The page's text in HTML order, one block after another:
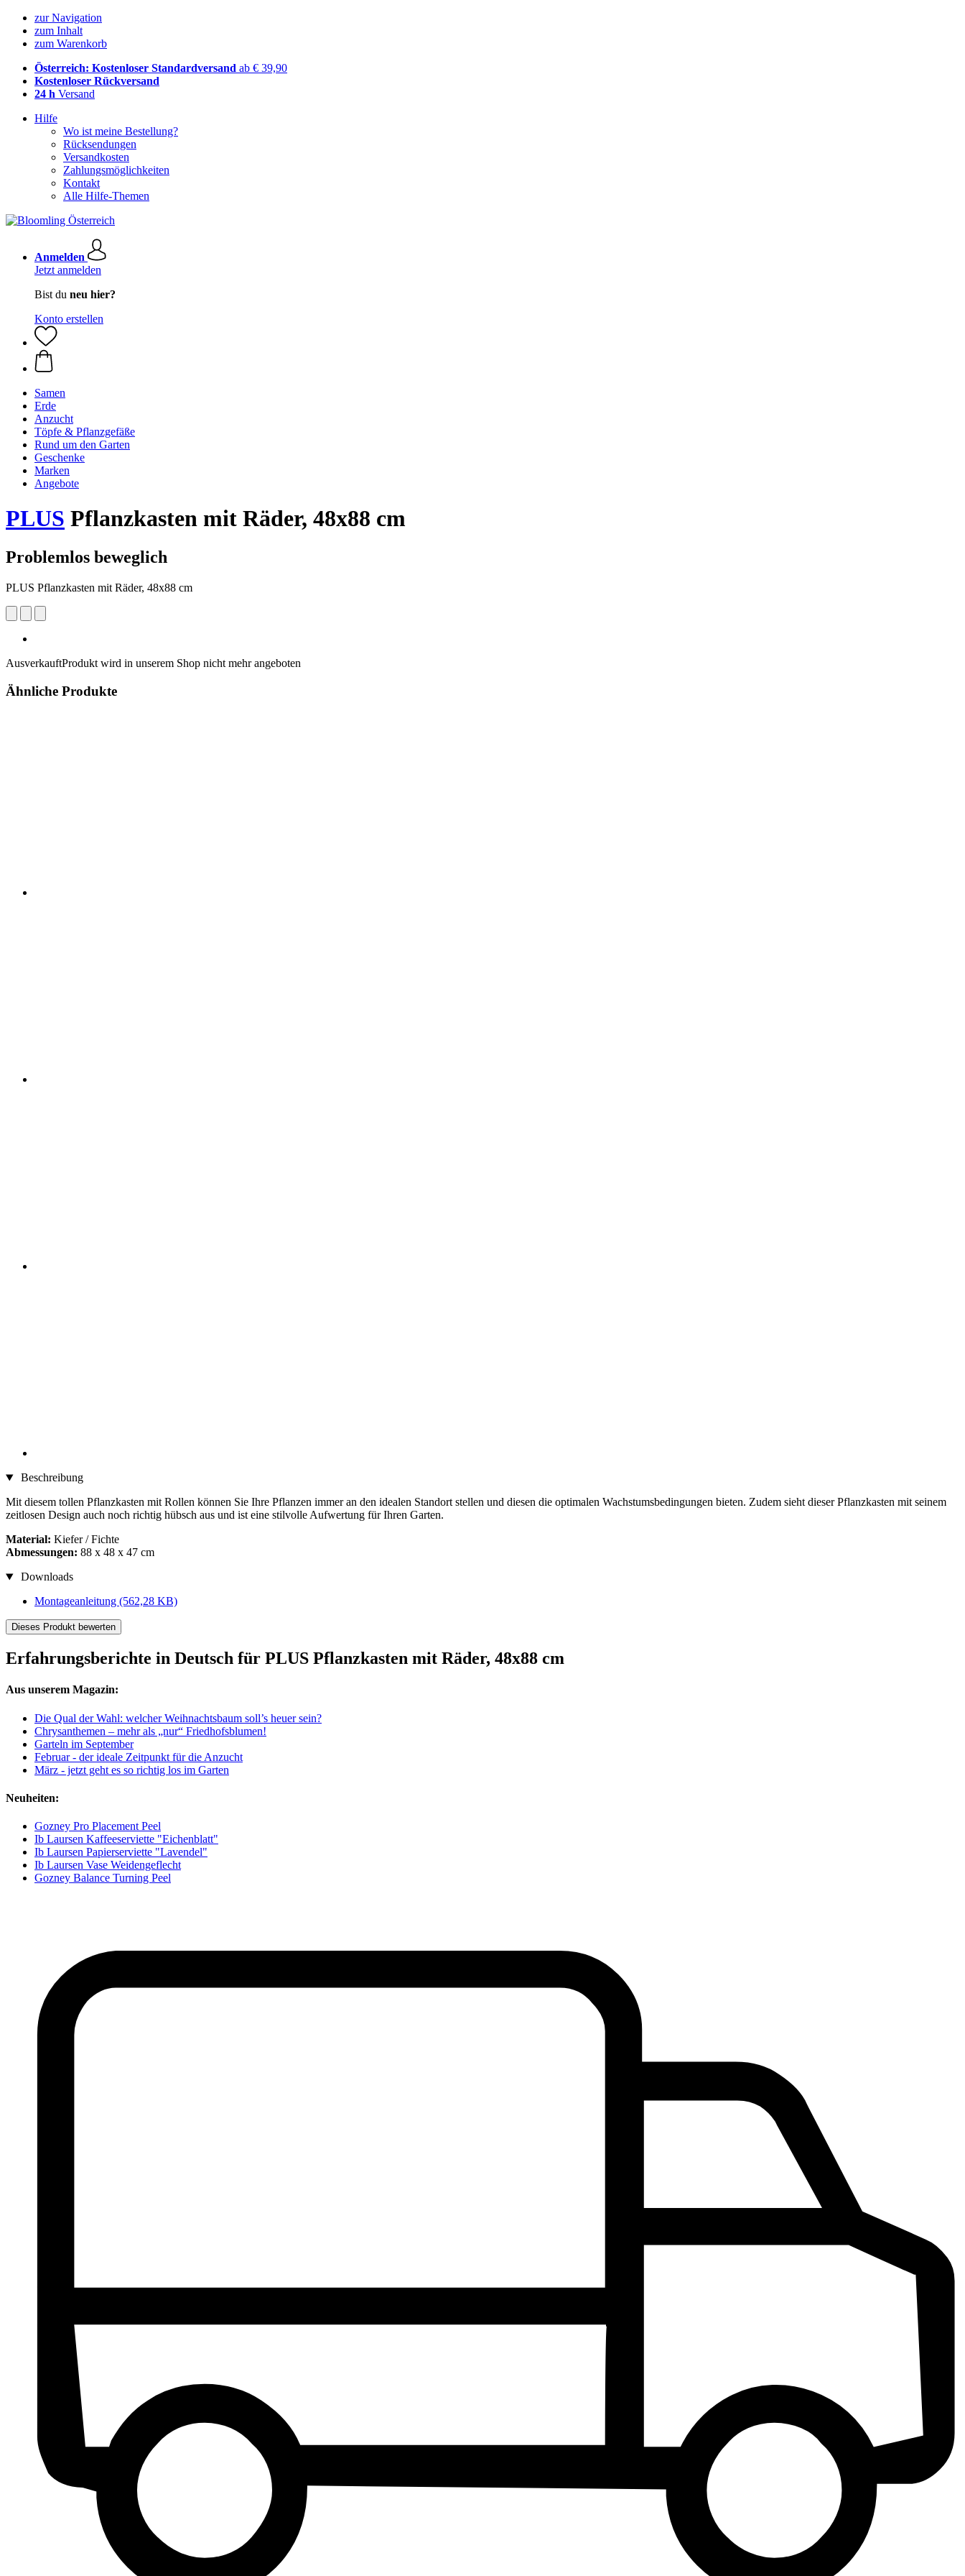
zur Navigation
zum Inhalt
zum Warenkorb
Österreich: Kostenloser Standardversand ab € 39,90
Kostenloser Rückversand
24 h Versand
Hilfe
Wo ist meine Bestellung?
Rücksendungen
Versandkosten
Zahlungsmöglichkeiten
Kontakt
Alle Hilfe-Themen
Anmelden
Jetzt anmelden
Bist du neu hier?
Konto erstellen
Samen
Erde
Anzucht
Töpfe & Pflanzgefäße
Rund um den Garten
Geschenke
Marken
Angebote
PLUS Pflanzkasten mit Räder, 48x88 cm
Problemlos beweglich
PLUS Pflanzkasten mit Räder, 48x88 cm
AusverkauftProdukt wird in unserem Shop nicht mehr angeboten
Ähnliche Produkte
Beschreibung
Mit diesem tollen Pflanzkasten mit Rollen können Sie Ihre Pflanzen immer an den idealen Standort stellen und diesen die optimalen Wachstumsbedingungen bieten. Zudem sieht dieser Pflanzkasten mit seinem
zeitlosen Design auch noch richtig hübsch aus und ist eine stilvolle Aufwertung für Ihren Garten.
Material: Kiefer / Fichte
Abmessungen: 88 x 48 x 47 cm
Downloads
Montageanleitung (562,28 KB)
Dieses Produkt bewerten
Erfahrungsberichte in Deutsch für PLUS Pflanzkasten mit Räder, 48x88 cm
Aus unserem Magazin:
Die Qual der Wahl: welcher Weihnachtsbaum soll’s heuer sein?
Chrysanthemen – mehr als „nur“ Friedhofsblumen!
Garteln im September
Februar - der ideale Zeitpunkt für die Anzucht
März - jetzt geht es so richtig los im Garten
Neuheiten:
Gozney Pro Placement Peel
Ib Laursen Kaffeeserviette "Eichenblatt"
Ib Laursen Papierserviette "Lavendel"
Ib Laursen Vase Weidengeflecht
Gozney Balance Turning Peel